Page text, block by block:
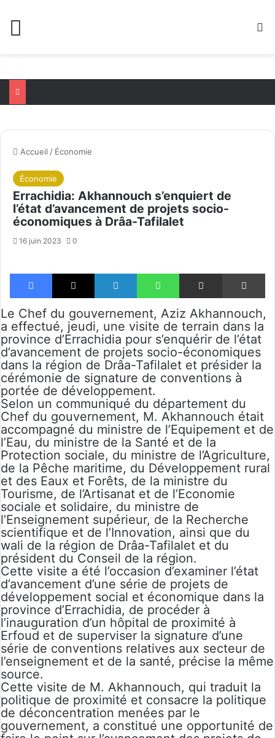
Accueil / Économie
Économie
Errachidia: Akhannouch s’enquiert de
l’état d’avancement de projets socio-
économiques à Drâa-Tafilalet
16 juin 2023 0
Facebook X Linkedin WhatsApp Partager par email
Le Chef du gouvernement, Aziz Akhannouch,
a effectué, jeudi, une visite de terrain dans la
province d’Errachidia pour s’enquérir de l’état
d’avancement de projets socio-économiques
dans la région de Drâa-Tafilalet et présider la
cérémonie de signature de conventions à
portée de développement.
Selon un communiqué du département du
Chef du gouvernement, M. Akhannouch était
accompagné du ministre de l’Equipement et de
l’Eau, du ministre de la Santé et de la
Protection sociale, du ministre de l’Agriculture,
de la Pêche maritime, du Développement rural
et des Eaux et Forêts, de la ministre du
Tourisme, de l’Artisanat et de l’Economie
sociale et solidaire, du ministre de
l’Enseignement supérieur, de la Recherche
scientifique et de l’Innovation, ainsi que du
wali de la région de Drâa-Tafilalet et du
président du Conseil de la région.
Cette visite a été l’occasion d’examiner l’état
d’avancement d’une série de projets de
développement social et économique dans la
province d’Errachidia, de procéder à
l’inauguration d’un hôpital de proximité à
Erfoud et de superviser la signature d’une
série de conventions relatives aux secteur de
l’enseignement et de la santé, précise la même
source.
Cette visite de M. Akhannouch, qui traduit la
politique de proximité et consacre la politique
de déconcentration menées par le
gouvernement, a constitué une opportunité de